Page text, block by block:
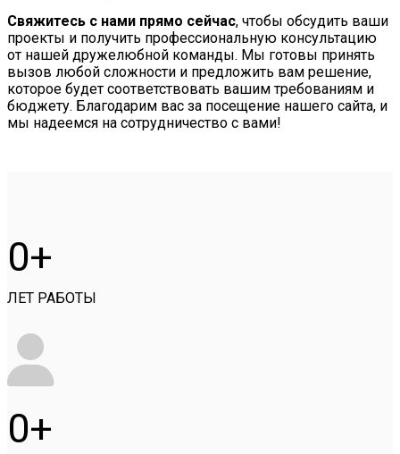
Свяжитесь с нами прямо сейчас, чтобы обсудить ваши
проекты и получить профессиональную консультацию
от нашей дружелюбной команды. Мы готовы принять
вызов любой сложности и предложить вам решение,
которое будет соответствовать вашим требованиям и
бюджету. Благодарим вас за посещение нашего сайта, и
мы надеемся на сотрудничество с вами!
0
ЛЕТ РАБОТЫ
0